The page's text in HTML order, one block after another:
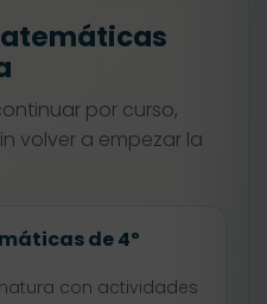
por curso,
volver a empezar la
de 4º
con actividades